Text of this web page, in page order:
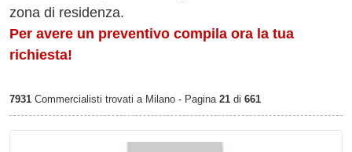
zona di residenza.
Per avere un preventivo compila ora la tua
richiesta!
7931 Commercialisti trovati a Milano - Pagina 21 di 661